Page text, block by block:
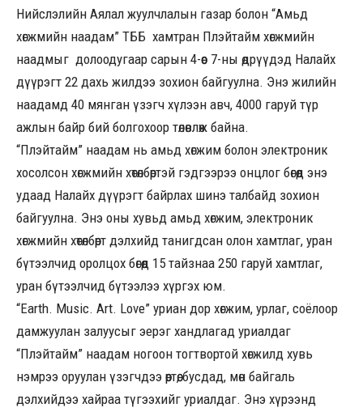
Нийслэлийн Аялал жуулчлалын газар болон “Амьд
хөгжмийн наадам” ТББ хамтран Плэйтайм хөгжмийн
наадмыг долоодугаар сарын 4-өөс 7-ны өдрүүдэд Налайх
дүүрэгт 22 дахь жилдээ зохион байгуулна. Энэ жилийн
наадамд 40 мянган үзэгч хүлээн авч, 4000 гаруй түр
ажлын байр бий болгохоор төлөвлөж байна.
“Плэйтайм” наадам нь амьд хөгжим болон электроник
хосолсон хөгжмийн хөтөлбөртэй гэдгээрээ онцлог бөгөөд энэ
удаад Налайх дүүрэгт байрлах шинэ талбайд зохион
байгуулна. Энэ оны хувьд амьд хөгжим, электроник
хөгжмийн хөтөлбөрт дэлхийд танигдсан олон хамтлаг, уран
бүтээлчид оролцох бөгөөд 15 тайзнаа 250 гаруй хамтлаг,
уран бүтээлчид бүтээлээ хүргэх юм.
“Earth. Music. Art. Love” уриан дор хөгжим, урлаг, соёлоор
дамжуулан залуусыг эерэг хандлагад уриалдаг
“Плэйтайм” наадам ногоон тогтвортой хөгжилд хувь
нэмрээ оруулан үзэгчдээ өөртөө, бусдад, мөн байгаль
дэлхийдээ хайраа түгээхийг уриалдаг. Энэ хүрээнд